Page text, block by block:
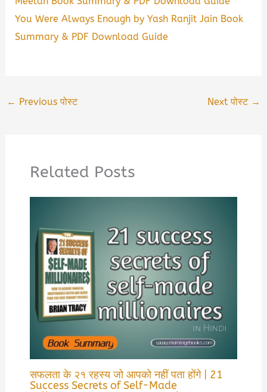
You Were Always Enough by Yash Ranjit Jain Book
Summary & PDF Download Guide
← Previous पोस्ट Next पोस्ट →
Related Posts
सफलता के २१ रहस्य जो आपको नहीं पता होंगे | 21
Success Secrets of Self-Made